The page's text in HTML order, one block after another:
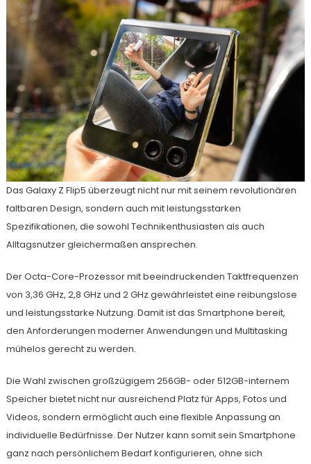
Das Galaxy Z Flip5 überzeugt nicht nur mit seinem revolutionären
faltbaren Design, sondern auch mit leistungsstarken
Spezifikationen, die sowohl Technikenthusiasten als auch
Alltagsnutzer gleichermaßen ansprechen.
Der Octa-Core-Prozessor mit beeindruckenden Taktfrequenzen
von 3,36 GHz, 2,8 GHz und 2 GHz gewährleistet eine reibungslose
und leistungsstarke Nutzung. Damit ist das Smartphone bereit,
den Anforderungen moderner Anwendungen und Multitasking
mühelos gerecht zu werden.
Die Wahl zwischen großzügigem 256GB- oder 512GB-internem
Speicher bietet nicht nur ausreichend Platz für Apps, Fotos und
Videos, sondern ermöglicht auch eine flexible Anpassung an
individuelle Bedürfnisse. Der Nutzer kann somit sein Smartphone
ganz nach persönlichem Bedarf konfigurieren, ohne sich